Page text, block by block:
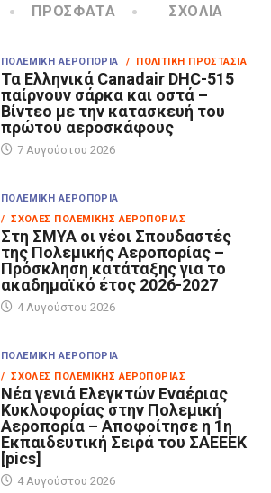
ΠΡΌΣΦΑΤΑ ΣΧΌΛΙΑ
ΠΟΛΕΜΙΚΉ ΑΕΡΟΠΟΡΊΑ / ΠΟΛΙΤΙΚΉ ΠΡΟΣΤΑΣΊΑ
Τα Eλληνικά Canadair DHC-515
παίρνουν σάρκα και οστά –
Βίντεο με την κατασκευή του
πρώτου αεροσκάφους
7 Αυγούστου 2026
ΠΟΛΕΜΙΚΉ ΑΕΡΟΠΟΡΊΑ
/ ΣΧΟΛΈΣ ΠΟΛΕΜΙΚΉΣ ΑΕΡΟΠΟΡΊΑΣ
Στη ΣΜΥΑ οι νέοι Σπουδαστές
της Πολεμικής Αεροπορίας –
Πρόσκληση κατάταξης για το
ακαδημαϊκό έτος 2026-2027
4 Αυγούστου 2026
ΠΟΛΕΜΙΚΉ ΑΕΡΟΠΟΡΊΑ
/ ΣΧΟΛΈΣ ΠΟΛΕΜΙΚΉΣ ΑΕΡΟΠΟΡΊΑΣ
Νέα γενιά Ελεγκτών Εναέριας
Κυκλοφορίας στην Πολεμική
Αεροπορία – Αποφοίτησε η 1η
Εκπαιδευτική Σειρά του ΣΑΕΕΕΚ
[pics]
4 Αυγούστου 2026